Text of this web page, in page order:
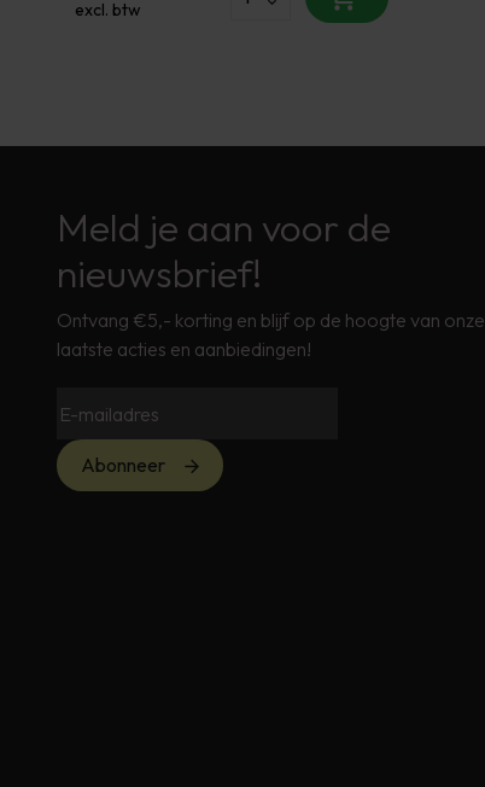
excl. btw
Meld je aan voor de
nieuwsbrief!
Ontvang €5,- korting en blijf op de hoogte van onze
laatste acties en aanbiedingen!
Abonneer